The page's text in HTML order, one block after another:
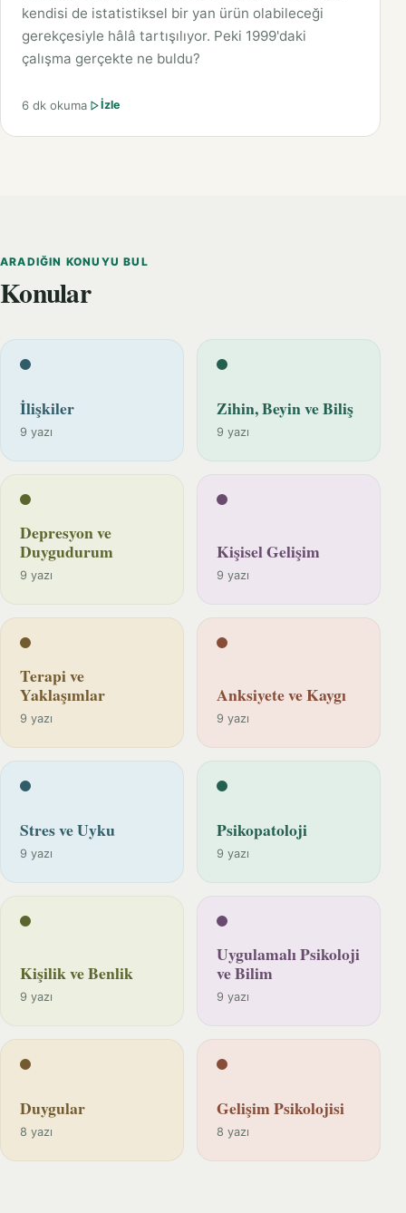
kendisi de istatistiksel bir yan ürün olabileceği
gerekçesiyle hâlâ tartışılıyor. Peki 1999'daki
çalışma gerçekte ne buldu?
6 dk okuma İzle
ARADIĞIN KONUYU BUL
Konular
İlişkiler
9 yazı
Zihin, Beyin ve Biliş
9 yazı
Depresyon ve
Duygudurum
9 yazı
Kişisel Gelişim
9 yazı
Terapi ve
Yaklaşımlar
9 yazı
Anksiyete ve Kaygı
9 yazı
Stres ve Uyku
9 yazı
Psikopatoloji
9 yazı
Kişilik ve Benlik
9 yazı
Uygulamalı Psikoloji
ve Bilim
9 yazı
Duygular
8 yazı
Gelişim Psikolojisi
8 yazı